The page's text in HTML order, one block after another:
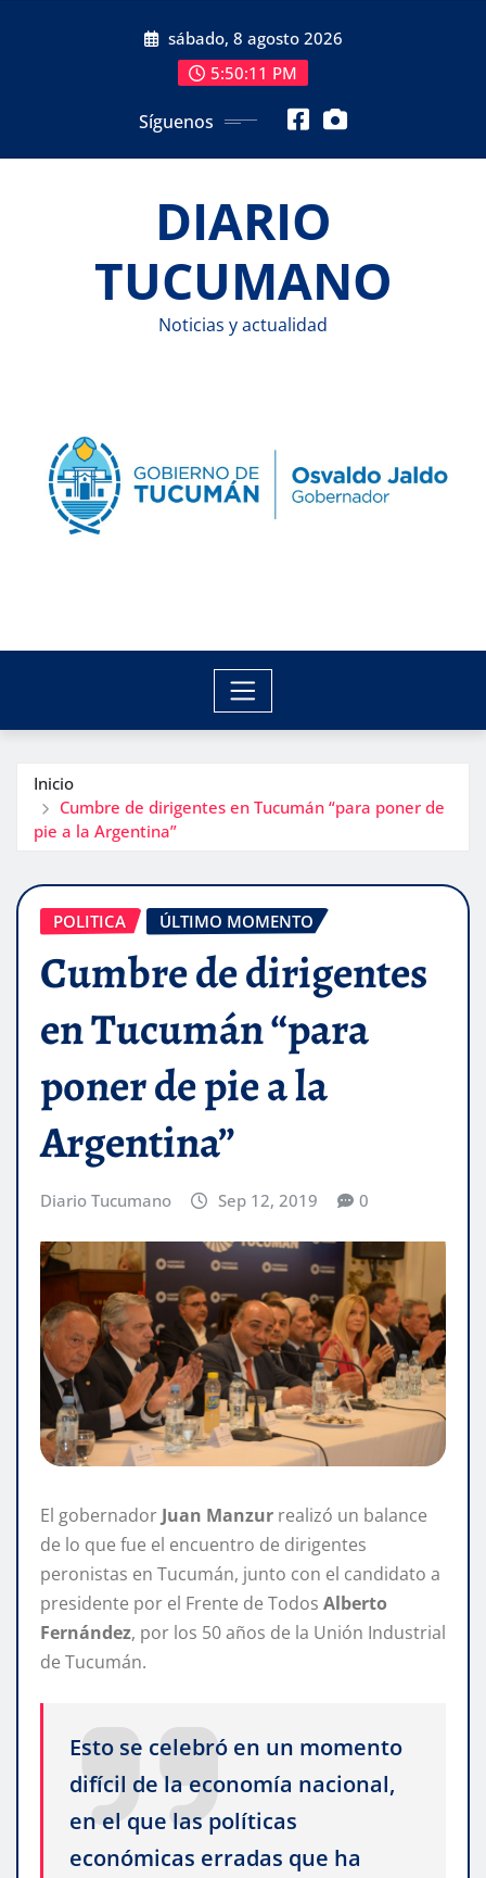
sábado, 8 agosto 2026
5:50:12 PM
Síguenos
DIARIO
TUCUMANO
Noticias y actualidad
Inicio
Cumbre de dirigentes en Tucumán “para poner de
pie a la Argentina”
POLITICA ÚLTIMO MOMENTO
Cumbre de dirigentes
en Tucumán “para
poner de pie a la
Argentina”
Diario Tucumano Sep 12, 2019 0
El gobernador Juan Manzur realizó un balance
de lo que fue el encuentro de dirigentes
peronistas en Tucumán, junto con el candidato a
presidente por el Frente de Todos Alberto
Fernández, por los 50 años de la Unión Industrial
de Tucumán.
Esto se celebró en un momento
difícil de la economía nacional,
en el que las políticas
económicas erradas que ha